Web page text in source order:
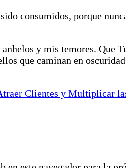
consumidos, porque
y mis temores. Que
que caminan en
Clientes y Multiplicar